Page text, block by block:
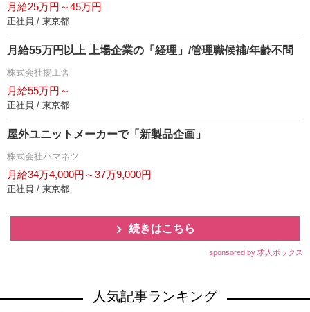
月給25万円～45万円
正社員 / 東京都
月給55万円以上 上場企業の「経理」/管理職候補/年齢不問
株式会社揚工舎
月給55万円～
正社員 / 東京都
屋外ユニットメーカーで「新製品企画」
株式会社ハマネツ
月給34万4,000円～37万9,000円
正社員 / 東京都
続きはこちら
sponsored by 求人ボックス
人気記事ランキング